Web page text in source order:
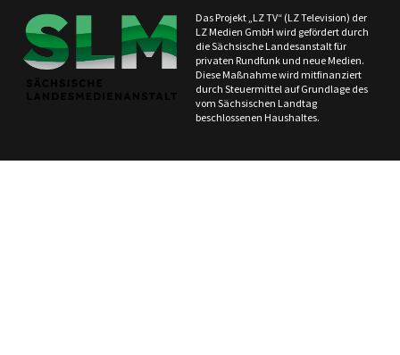
Das Projekt „LZ TV“ (LZ Television) der
LZ Medien GmbH wird gefördert durch
die Sächsische Landesanstalt für
privaten Rundfunk und neue Medien.
Diese Maßnahme wird mitfinanziert
durch Steuermittel auf Grundlage des
vom Sächsischen Landtag
beschlossenen Haushaltes.